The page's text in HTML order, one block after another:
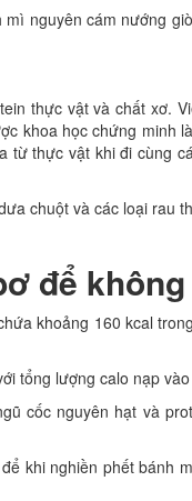
nguyên cám nướng
thực vật và chất xơ.
khoa học chứng minh
thực vật khi đi cùng
chuột và các loại rau
để
khoảng 160 kcal
tổng lượng calo nạp
cốc nguyên hạt và
khi nghiền phết bánh